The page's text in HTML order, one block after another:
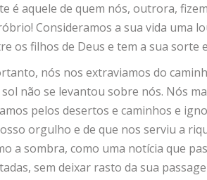
é aquele de quem nós, outrora,
Consideramos a sua vida uma
os filhos de Deus e tem a sua sorte
nós nos extraviamos do
não se levantou sobre nós. Nós
pelos desertos e caminhos e
orgulho e de que nos serviu a
a sombra, como uma notícia que
sem deixar rasto da sua